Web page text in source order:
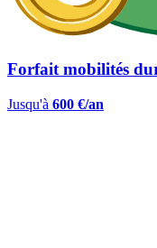
Forfait mobilités
Jusqu'à 600 €/an